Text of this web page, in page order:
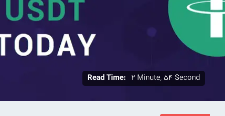
Read Time: 2 Minute, 54 Second